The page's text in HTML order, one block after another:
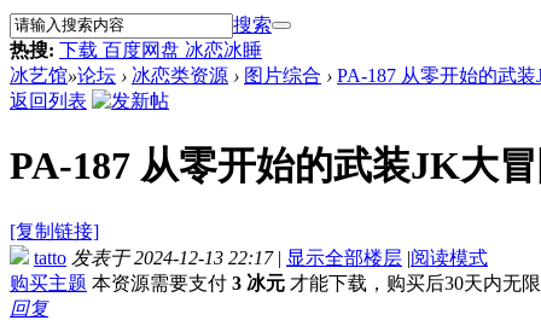
搜索
热搜: 下载 百度网盘 冰恋冰睡
冰艺馆»论坛 › 冰恋类资源 › 图片综合 › PA-187 从零开始的武装
返回列表
PA-187 从零开始的武装JK大冒
[复制链接]
tatto 发表于 2024-12-13 22:17 | 显示全部楼层 |阅读模式
购买主题 本资源需要支付 3 冰元 才能下载，购买后30天内无
回复